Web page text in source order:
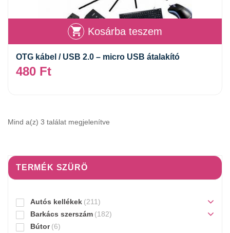
Kosárba teszem
OTG kábel / USB 2.0 – micro USB átalakító
480 Ft
Mind a(z) 3 találat megjelenítve
TERMÉK SZÜRÖ
Autós kellékek (211)
Barkács szerszám (182)
Bútor (6)